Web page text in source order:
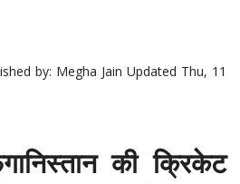
by: Megha Jain Updated Thu, 11
की क्रिकेट